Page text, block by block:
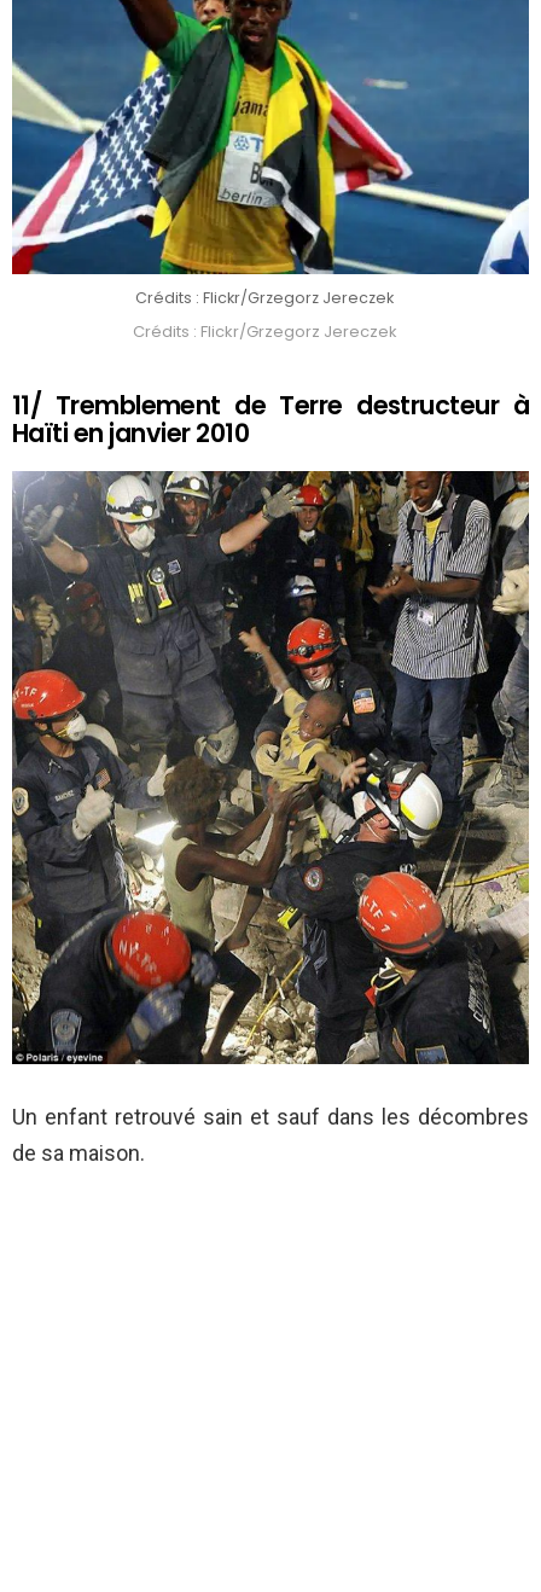
Crédits : Flickr/Grzegorz Jereczek
Crédits : Flickr/Grzegorz Jereczek
11/ Tremblement de Terre destructeur à
Haïti en janvier 2010
Un enfant retrouvé sain et sauf dans les décombres
de sa maison.